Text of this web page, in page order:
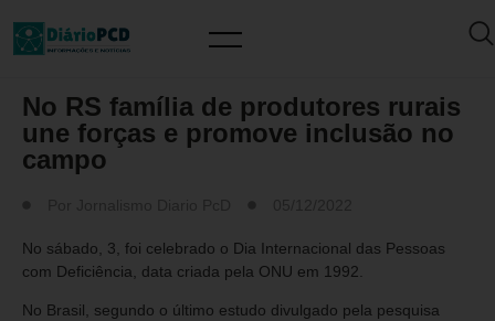
No RS família de produtores rurais
une forças e promove inclusão no
campo
No sábado, 3, foi celebrado o Dia Internacional das Pessoas
com Deficiência, data criada pela ONU em 1992.
No Brasil, segundo o último estudo divulgado pela pesquisa